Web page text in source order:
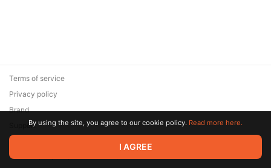
© 2026 Zaya Solutions Limited. All rights reserved. All trademarks
are the property of their respective owners.
Terms of service
Privacy policy
Brand
SupportBy using the site, you agree to our cookie policy. Read more here.
I AGREE